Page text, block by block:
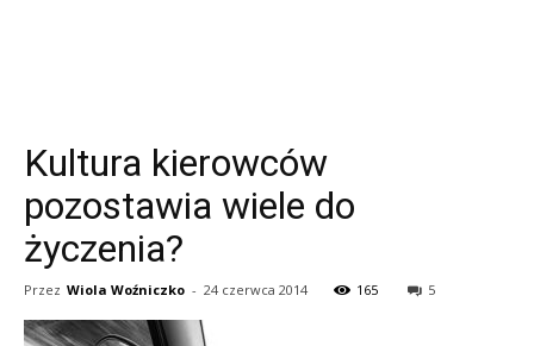
Kultura kierowców
pozostawia wiele do
życzenia?
Przez Wiola Woźniczko - 24 czerwca 2014 165 5